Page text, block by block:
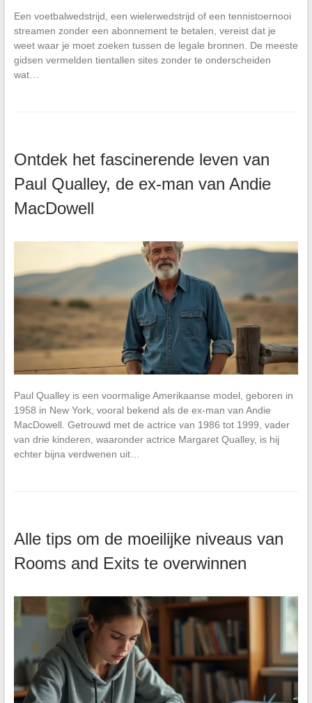
Een voetbalwedstrijd, een wielerwedstrijd of een tennistoernooi
streamen zonder een abonnement te betalen, vereist dat je
weet waar je moet zoeken tussen de legale bronnen. De meeste
gidsen vermelden tientallen sites zonder te onderscheiden
wat…
Ontdek het fascinerende leven van
Paul Qualley, de ex-man van Andie
MacDowell
Paul Qualley is een voormalige Amerikaanse model, geboren in
1958 in New York, vooral bekend als de ex-man van Andie
MacDowell. Getrouwd met de actrice van 1986 tot 1999, vader
van drie kinderen, waaronder actrice Margaret Qualley, is hij
echter bijna verdwenen uit…
Alle tips om de moeilijke niveaus van
Rooms and Exits te overwinnen